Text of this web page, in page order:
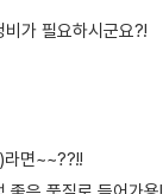
가 필요하시군요?!
라면~~??!!